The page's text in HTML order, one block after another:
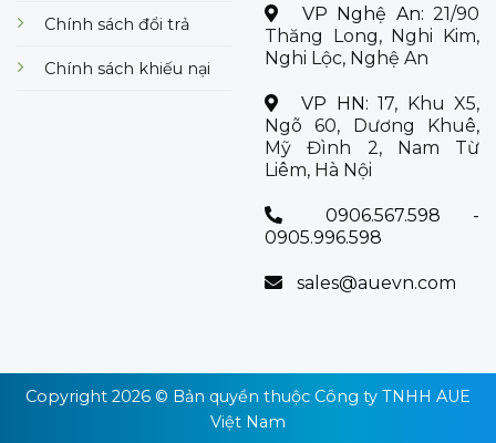
Chính sách đổi trả
Chính sách khiếu nại
VP Nghệ An: 21/90
Thăng Long, Nghi Kim,
Nghi Lộc, Nghệ An
VP HN:17, Khu X5,
Ngõ 60, Dương Khuê,
Mỹ Đình 2, Nam Từ
Liêm, Hà Nội
0906.567.598 -
0905.996.598
sales@auevn.com
Copyright 2026 © Bản quyền thuộc Công ty TNHH AUE
Việt Nam